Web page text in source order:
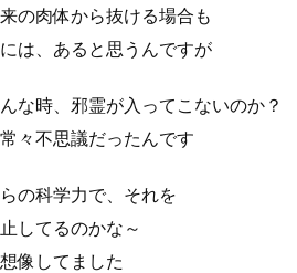
の肉体から抜ける場合も
は、あると思うんですが
な時、邪霊が入ってこないのか？
々不思議だったんです
の科学力で、それを
してるのかな～
像してました